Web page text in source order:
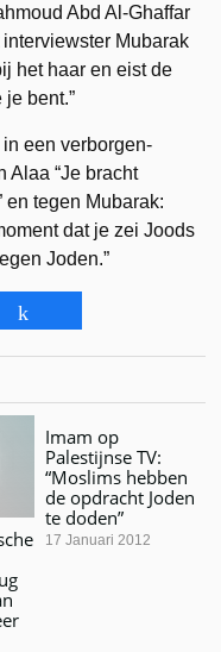
Abd Al-Ghaffar
Mubarak
het haar en eist de
bent.”
een verborgen-
Alaa “Je bracht
en tegen Mubarak:
dat je zei Joods
Joden.”
Imam op
Palestijnse TV:
“Moslims hebben
de opdracht Joden
te doden”
17 Januari 2012